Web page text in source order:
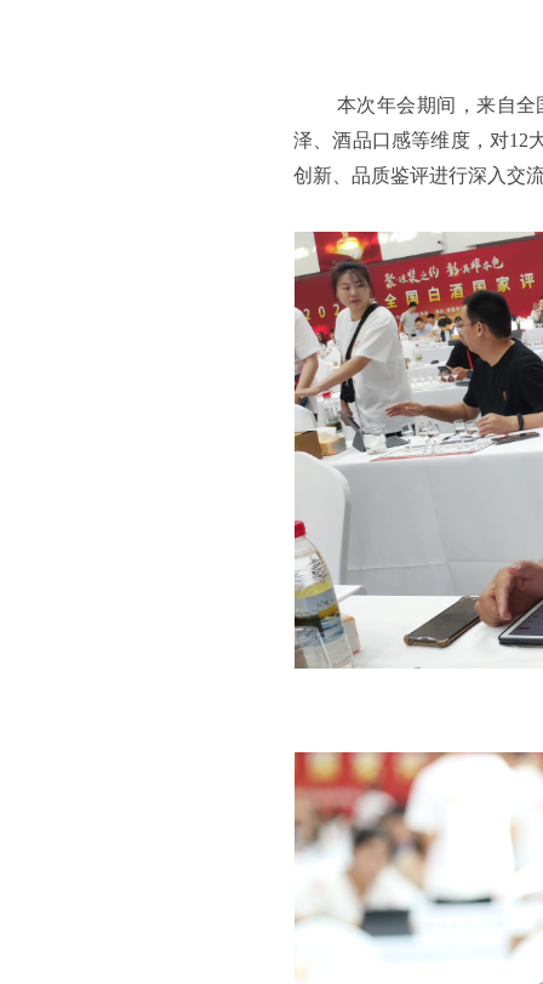
本次年会期间，来自
泽、酒品口感等维度，对12
创新、品质鉴评进行深入交